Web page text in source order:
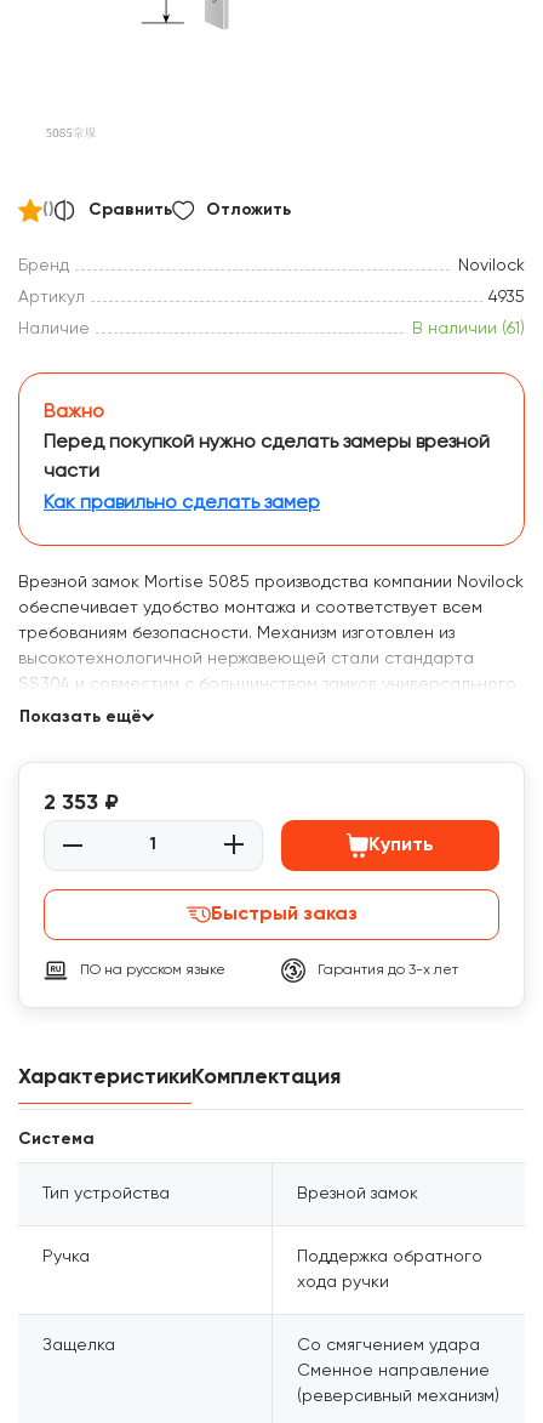
() Сравнить Отложить
Бренд
Novilock
Артикул
4935
Наличие
В наличии (61)
Важно
Перед покупкой нужно сделать замеры врезной
части
Как правильно сделать замер
Врезной замок Mortise 5085 производства компании Novilock
обеспечивает удобство монтажа и соответствует всем
требованиям безопасности. Механизм изготовлен из
высокотехнологичной нержавеющей стали стандарта
SS304 и совместим с большинством замков универсального
типа.
Показать ещё
2 353 ₽
Купить
Быстрый заказ
ПО на русском языке Гарантия до 3-х лет
ХарактеристикиКомплектация
Система
Тип устройства Врезной замок
Ручка
Поддержка обратного
хода ручки
Защелка
Со смягчением удара
Сменное направление
(реверсивный механизм)